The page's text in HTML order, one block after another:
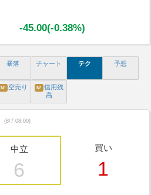
-45.00(-0.38%)
暴落 チャート テク 予想
N! 空売り N! 信用残
高
(8/7 08:00)
中立
6
買い
1